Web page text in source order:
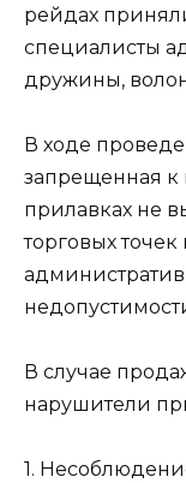
рейдах
специалисты
дружины,
В ходе
запрещенная
прилавках не
торговых
В случае
нарушители
1.